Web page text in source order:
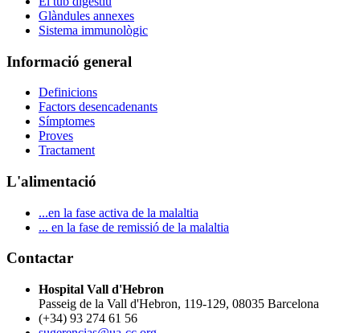
Glàndules annexes
Sistema immunològic
Informació general
Definicions
Factors desencadenants
Símptomes
Proves
Tractament
L'alimentació
...en la fase activa de la malaltia
... en la fase de remissió de la malaltia
Contactar
Hospital Vall d'Hebron
Passeig de la Vall d'Hebron, 119-129, 08035 Barcelona
(+34) 93 274 61 56